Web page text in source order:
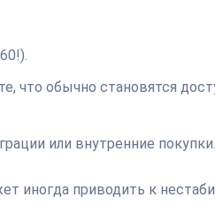
что обычно становятся
или внутренние покупки.
иногда приводить к